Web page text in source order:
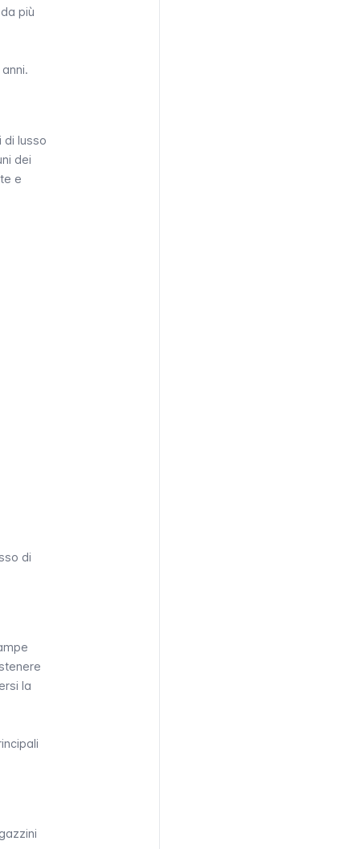
più
di lusso
dei
e
di
la